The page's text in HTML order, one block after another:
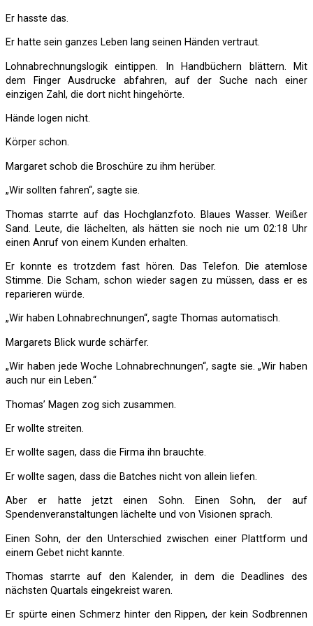
Er hasste das.
Er hatte sein ganzes Leben lang seinen Händen vertraut.
Lohnabrechnungslogik eintippen. In Handbüchern blättern. Mit
dem Finger Ausdrucke abfahren, auf der Suche nach einer
einzigen Zahl, die dort nicht hingehörte.
Hände logen nicht.
Körper schon.
Margaret schob die Broschüre zu ihm herüber.
„Wir sollten fahren“, sagte sie.
Thomas starrte auf das Hochglanzfoto. Blaues Wasser. Weißer
Sand. Leute, die lächelten, als hätten sie noch nie um 02:18 Uhr
einen Anruf von einem Kunden erhalten.
Er konnte es trotzdem fast hören. Das Telefon. Die atemlose
Stimme. Die Scham, schon wieder sagen zu müssen, dass er es
reparieren würde.
„Wir haben Lohnabrechnungen“, sagte Thomas automatisch.
Margarets Blick wurde schärfer.
„Wir haben jede Woche Lohnabrechnungen“, sagte sie. „Wir haben
auch nur ein Leben.“
Thomas’ Magen zog sich zusammen.
Er wollte streiten.
Er wollte sagen, dass die Firma ihn brauchte.
Er wollte sagen, dass die Batches nicht von allein liefen.
Aber er hatte jetzt einen Sohn. Einen Sohn, der auf
Spendenveranstaltungen lächelte und von Visionen sprach.
Einen Sohn, der den Unterschied zwischen einer Plattform und
einem Gebet nicht kannte.
Thomas starrte auf den Kalender, in dem die Deadlines des
nächsten Quartals eingekreist waren.
Er spürte einen Schmerz hinter den Rippen, der kein Sodbrennen